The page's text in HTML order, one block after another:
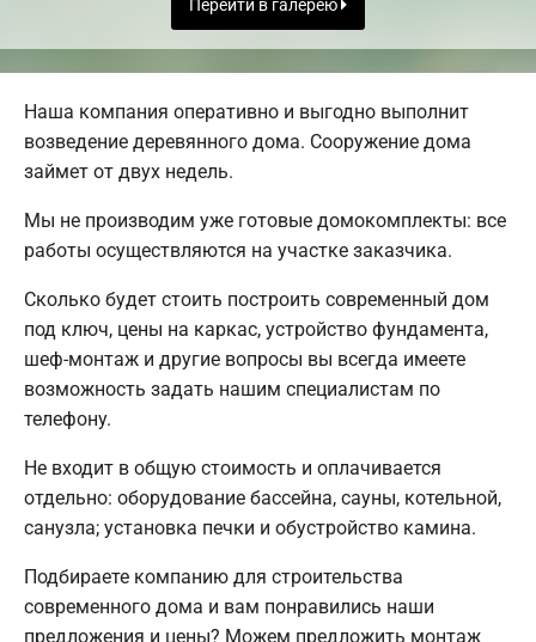
Перейти в галерею
Наша компания оперативно и выгодно выполнит
возведение деревянного дома. Сооружение дома
займет от двух недель.
Мы не производим уже готовые домокомплекты: все
работы осуществляются на участке заказчика.
Сколько будет стоить построить современный дом
под ключ, цены на каркас, устройство фундамента,
шеф-монтаж и другие вопросы вы всегда имеете
возможность задать нашим специалистам по
телефону.
Не входит в общую стоимость и оплачивается
отдельно: оборудование бассейна, сауны, котельной,
санузла; установка печки и обустройство камина.
Подбираете компанию для строительства
современного дома и вам понравились наши
предложения и цены? Можем предложить монтаж